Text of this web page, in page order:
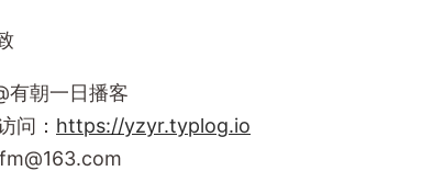
有朝一日播客
问： https://yzyr.typlog.io